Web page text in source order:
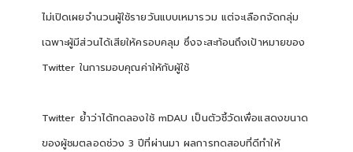
ไม่เปิดเผยจำนวนผู้ใช้รายวันแบบเหมารวม แต่จะเลือกจัดกลุ่ม
เฉพาะผู้มีส่วนได้เสียให้ครอบคลุม ซึ่งจะสะท้อนถึงเป้าหมายของ
Twitter ในการมอบคุณค่าให้กับผู้ใช้
Twitter ย้ำว่าได้ทดลองใช้ mDAU เป็นตัวชี้วัดเพื่อแสดงขนาด
ของผู้ชมตลอดช่วง 3 ปีที่ผ่านมา ผลการทดสอบที่ดีทำให้